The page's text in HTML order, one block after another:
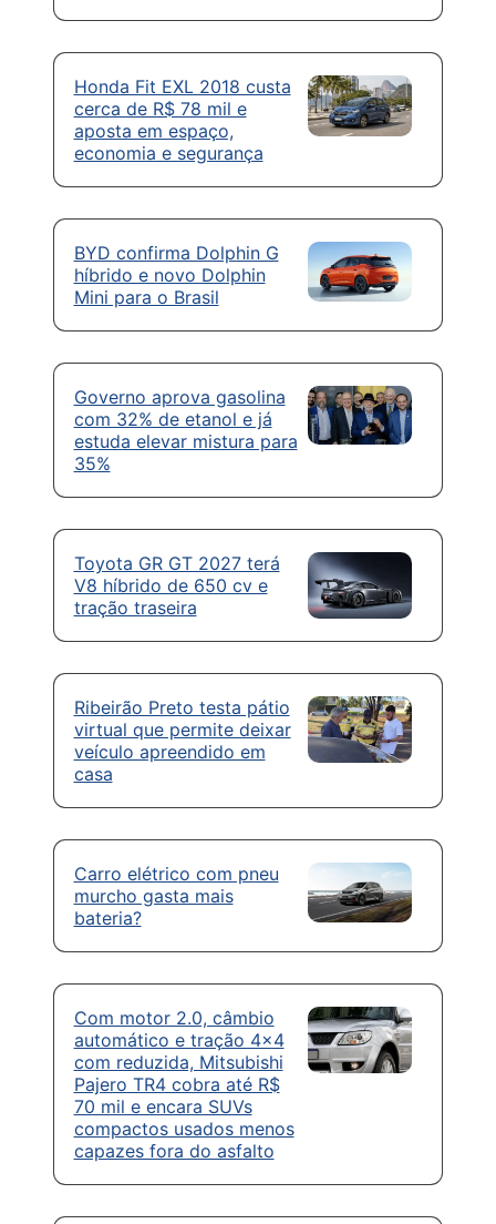
Honda Fit EXL 2018 custa
cerca de R$ 78 mil e
aposta em espaço,
economia e segurança
BYD confirma Dolphin G
híbrido e novo Dolphin
Mini para o Brasil
Governo aprova gasolina
com 32% de etanol e já
estuda elevar mistura para
35%
Toyota GR GT 2027 terá
V8 híbrido de 650 cv e
tração traseira
Ribeirão Preto testa pátio
virtual que permite deixar
veículo apreendido em
casa
Carro elétrico com pneu
murcho gasta mais
bateria?
Com motor 2.0, câmbio
automático e tração 4×4
com reduzida, Mitsubishi
Pajero TR4 cobra até R$
70 mil e encara SUVs
compactos usados menos
capazes fora do asfalto